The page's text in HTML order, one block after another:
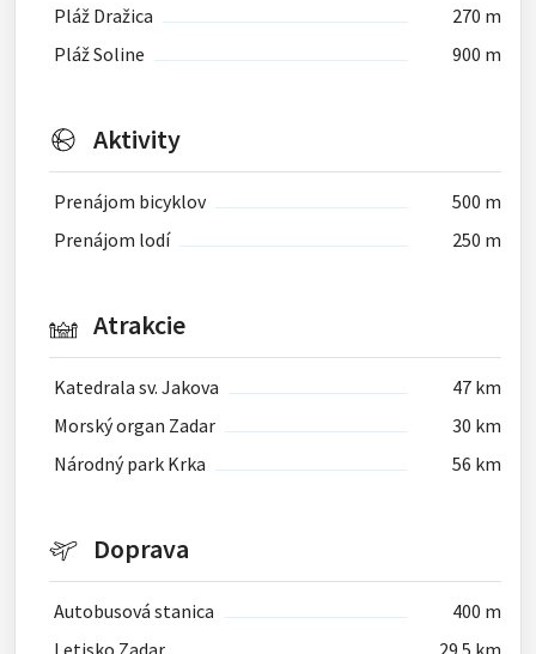
Pláž Dražica
270 m
Pláž Soline
900 m
Aktivity
Prenájom bicyklov
500 m
Prenájom lodí
250 m
Atrakcie
Katedrala sv. Jakova
47 km
Morský organ Zadar
30 km
Národný park Krka
56 km
Doprava
Autobusová stanica
400 m